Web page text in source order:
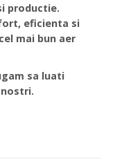
productie.
eficienta si
mai bun aer
sa luati